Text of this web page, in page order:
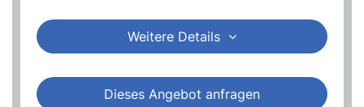
Weitere Details
Dieses Angebot anfragen